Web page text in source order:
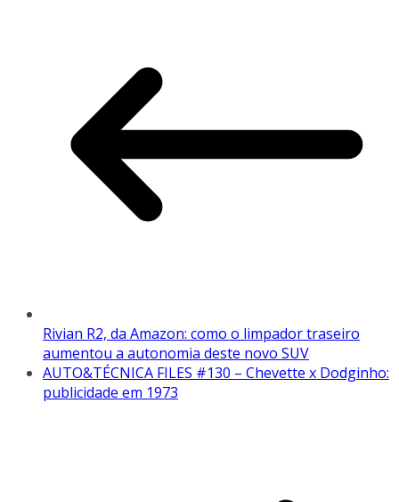
Rivian R2, da Amazon: como o limpador traseiro
aumentou a autonomia deste novo SUV
AUTO&TÉCNICA FILES #130 – Chevette x Dodginho:
publicidade em 1973